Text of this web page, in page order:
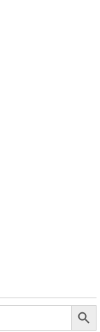
Search Button